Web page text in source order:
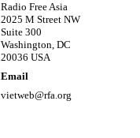
Radio Free Asia
2025 M Street NW
Suite 300
Washington, DC
20036 USA
Email
vietweb@rfa.org